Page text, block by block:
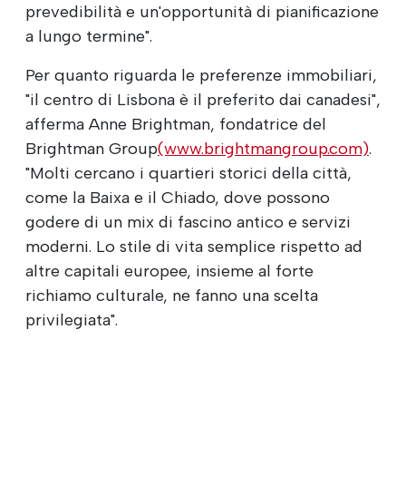
prevedibilità e un'opportunità di pianificazione
a lungo termine".
Per quanto riguarda le preferenze immobiliari,
"il centro di Lisbona è il preferito dai canadesi",
afferma Anne Brightman, fondatrice del
Brightman Group(www.brightmangroup.com).
"Molti cercano i quartieri storici della città,
come la Baixa e il Chiado, dove possono
godere di un mix di fascino antico e servizi
moderni. Lo stile di vita semplice rispetto ad
altre capitali europee, insieme al forte
richiamo culturale, ne fanno una scelta
privilegiata".